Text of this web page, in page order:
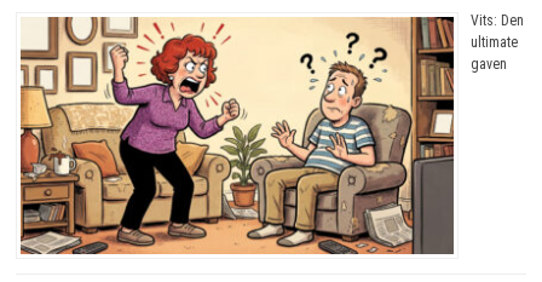
Vits: Den
ultimate
gaven